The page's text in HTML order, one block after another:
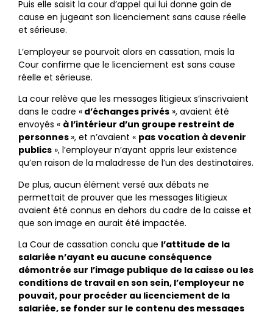
Puis elle saisit la cour d’appel qui lui donne gain de
cause en jugeant son licenciement sans cause réelle
et sérieuse.
L’employeur se pourvoit alors en cassation, mais la
Cour confirme que le licenciement est sans cause
réelle et sérieuse.
La cour relève que les messages litigieux s’inscrivaient
dans le cadre « d’échanges privés », avaient été
envoyés « à l’intérieur d’un groupe restreint de
personnes », et n’avaient « pas vocation à devenir
publics », l’employeur n’ayant appris leur existence
qu’en raison de la maladresse de l’un des destinataires.
De plus, aucun élément versé aux débats ne
permettait de prouver que les messages litigieux
avaient été connus en dehors du cadre de la caisse et
que son image en aurait été impactée.
La Cour de cassation conclu que l’attitude de la
salariée n’ayant eu aucune conséquence
démontrée sur l’image publique de la caisse ou les
conditions de travail en son sein, l’employeur ne
pouvait, pour procéder au licenciement de la
salariée, se fonder sur le contenu des messages